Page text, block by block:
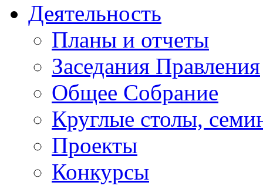
Деятельность
Планы и отчеты
Заседания Правления
Общее Собрание
Круглые столы,
Проекты
Конкурсы